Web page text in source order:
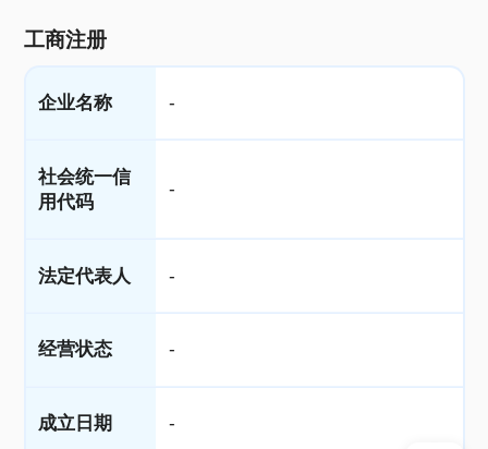
工商注册
企业名称 -
社会统一信
用代码
-
法定代表人 -
经营状态 -
成立日期 -